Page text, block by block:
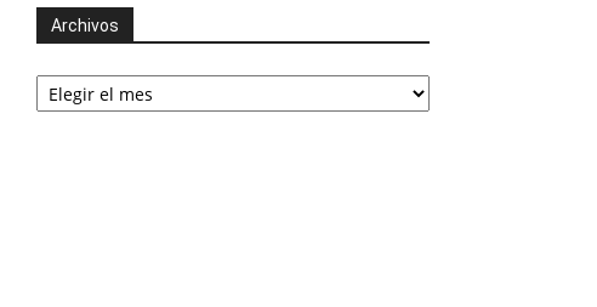
Archivos
Archivos